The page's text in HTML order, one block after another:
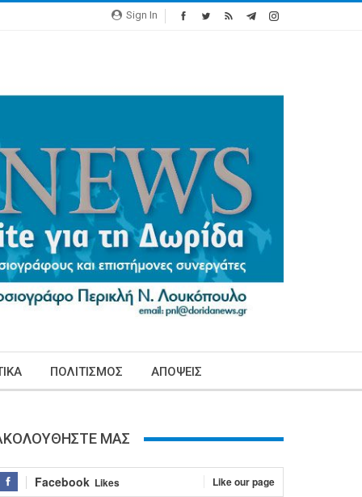
Sign In
ΠΟΛΙΤΙΣΜΟΣ ΑΠΟΨΕΙΣ
ΜΑΣ
Facebook Likes Like our page